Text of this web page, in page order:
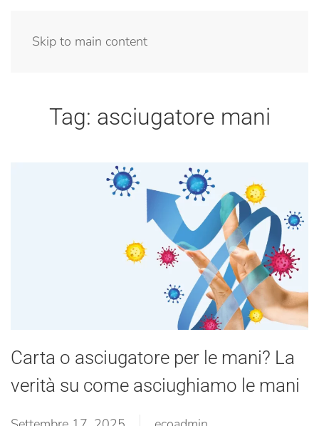
Skip to main content
Tag: asciugatore mani
Carta o asciugatore per le mani? La
verità su come asciughiamo le mani